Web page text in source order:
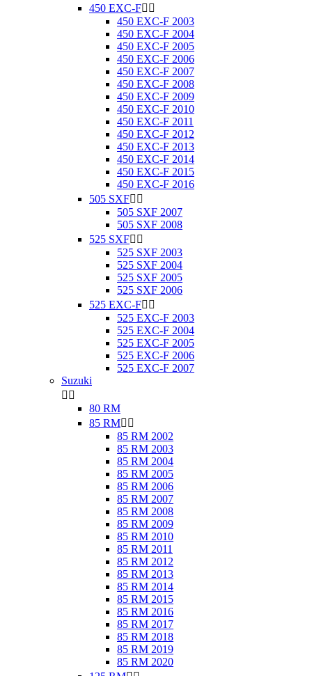
450 EXC-F 
450 EXC-F 2003
450 EXC-F 2004
450 EXC-F 2005
450 EXC-F 2006
450 EXC-F 2007
450 EXC-F 2008
450 EXC-F 2009
450 EXC-F 2010
450 EXC-F 2011
450 EXC-F 2012
450 EXC-F 2013
450 EXC-F 2014
450 EXC-F 2015
450 EXC-F 2016
505 SXF 
505 SXF 2007
505 SXF 2008
525 SXF 
525 SXF 2003
525 SXF 2004
525 SXF 2005
525 SXF 2006
525 EXC-F 
525 EXC-F 2003
525 EXC-F 2004
525 EXC-F 2005
525 EXC-F 2006
525 EXC-F 2007
Suzuki
 
80 RM
85 RM 
85 RM 2002
85 RM 2003
85 RM 2004
85 RM 2005
85 RM 2006
85 RM 2007
85 RM 2008
85 RM 2009
85 RM 2010
85 RM 2011
85 RM 2012
85 RM 2013
85 RM 2014
85 RM 2015
85 RM 2016
85 RM 2017
85 RM 2018
85 RM 2019
85 RM 2020